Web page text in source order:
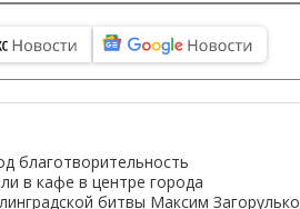
благотворительность
в кафе в центре города
битвы Максим Загорулько